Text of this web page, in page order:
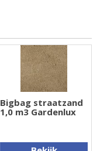
Bigbag straatzand
1,0 m3 Gardenlux